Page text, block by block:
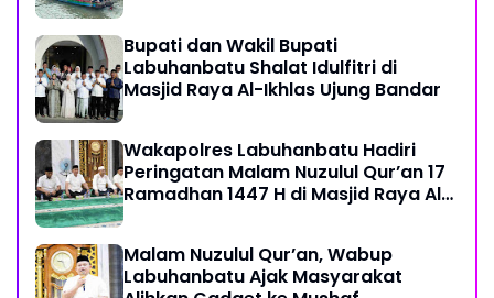
Bupati dan Wakil Bupati
Labuhanbatu Shalat Idulfitri di
Masjid Raya Al-Ikhlas Ujung Bandar
Wakapolres Labuhanbatu Hadiri
Peringatan Malam Nuzulul Qur’an 17
Ramadhan 1447 H di Masjid Raya Al-
Malam Nuzulul Qur’an, Wabup
Labuhanbatu Ajak Masyarakat